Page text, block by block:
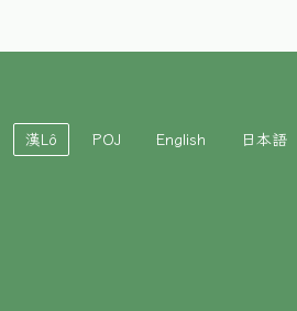
漢Lô POJ English 日本語